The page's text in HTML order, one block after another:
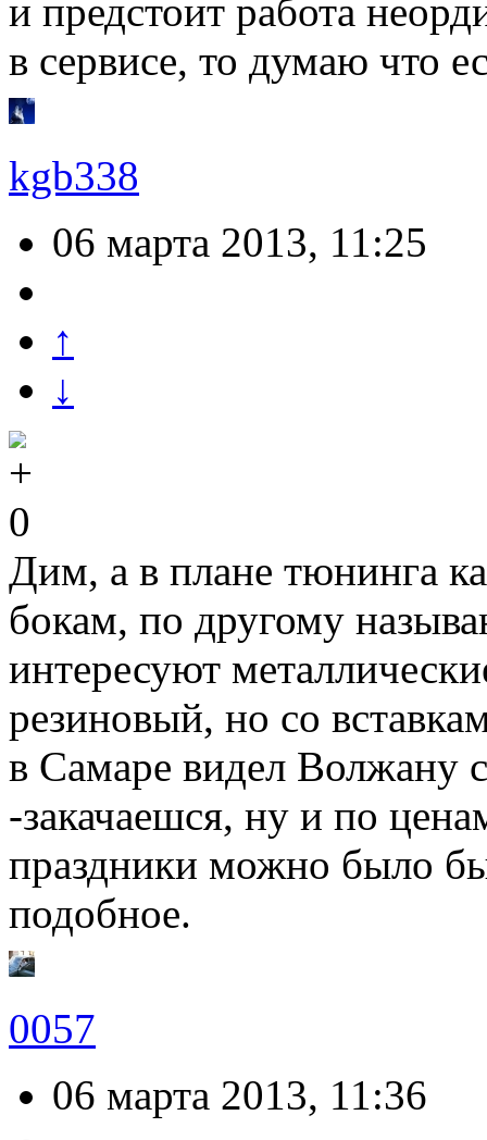
и предстоит работа
в сервисе, то думаю что
kgb338
06 марта 2013, 11:25
↑
↓
0
Дим, а в плане тюнинга
бокам, по другому
интересуют
резиновый, но со
в Самаре видел Волжану
-закачаешся, ну и по
праздники можно было
подобное.
0057
06 марта 2013, 11:36